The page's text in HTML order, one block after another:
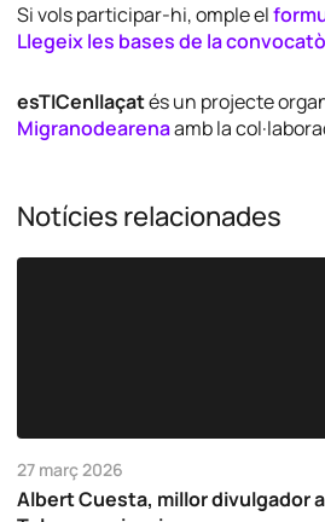
Si vols participar-hi, omple el
Llegeix les bases de la
esTICenllaçatés un projecte
Migranodearenaamb la
Notícies relacionades
27 març 2026
Albert Cuesta, millor divulgador